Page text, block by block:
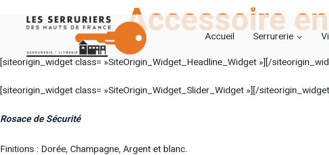
Intervention en 30
Accueil Serrurerie
Accessoire
[siteorigin_widget class= »SiteOrigin_Widget_Headline_Widget »][/
[siteorigin_widget class= »SiteOrigin_Widget_Slider_Widget »] [/
Rosace de Sécurité
Finitions : Dorée, Champagne, Argent et blanc.